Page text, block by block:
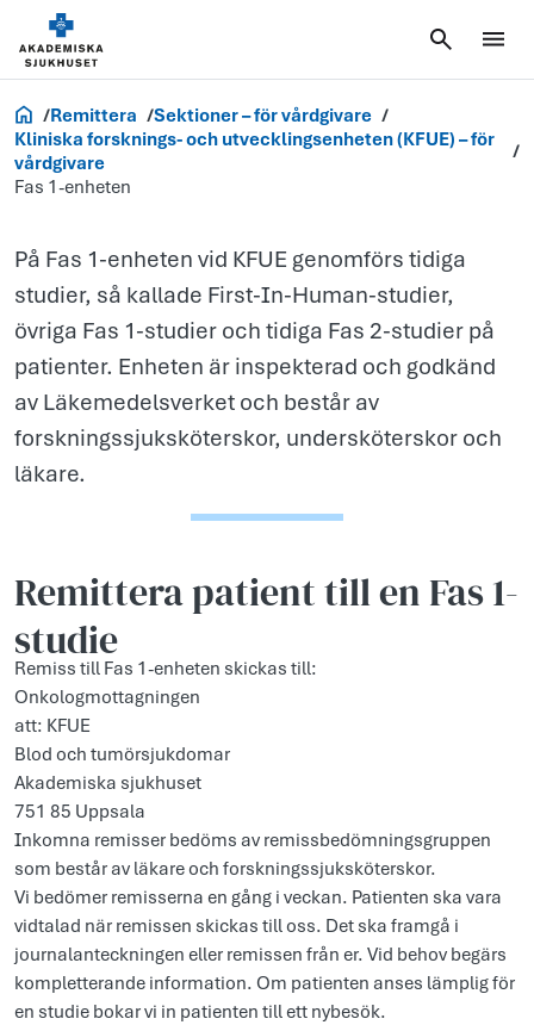
Vårdgivare
Remittera
Sektioner – för vårdgivare
Kliniska forsknings- och utvecklingsenheten (KFUE) – för
vårdgivare
Fas 1-enheten
Fas 1-
enheten
På Fas 1-enheten vid KFUE genomförs tidiga
studier, så kallade First-In-Human-studier,
övriga Fas 1-studier och tidiga Fas 2-studier på
patienter. Enheten är inspekterad och godkänd
av Läkemedelsverket och består av
forskningssjuksköterskor, undersköterskor och
läkare.
Remittera patient till en Fas 1-
studie
Remiss till Fas 1-enheten skickas till:
Onkologmottagningen
att: KFUE
Blod och tumörsjukdomar
Akademiska sjukhuset
751 85 Uppsala
Inkomna remisser bedöms av remissbedömningsgruppen
som består av läkare och forskningssjuksköterskor.
Vi bedömer remisserna en gång i veckan. Patienten ska vara
vidtalad när remissen skickas till oss. Det ska framgå i
journalanteckningen eller remissen från er. Vid behov begärs
kompletterande information. Om patienten anses lämplig för
en studie bokar vi in patienten till ett nybesök.